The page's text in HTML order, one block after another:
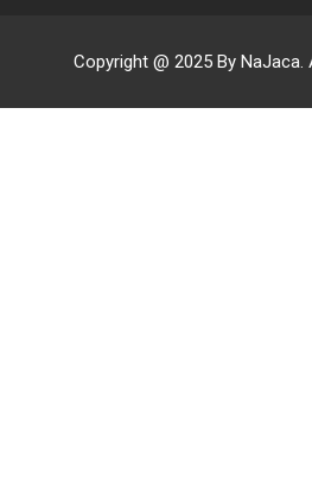
Copyright @ 2025 By NaJaca.